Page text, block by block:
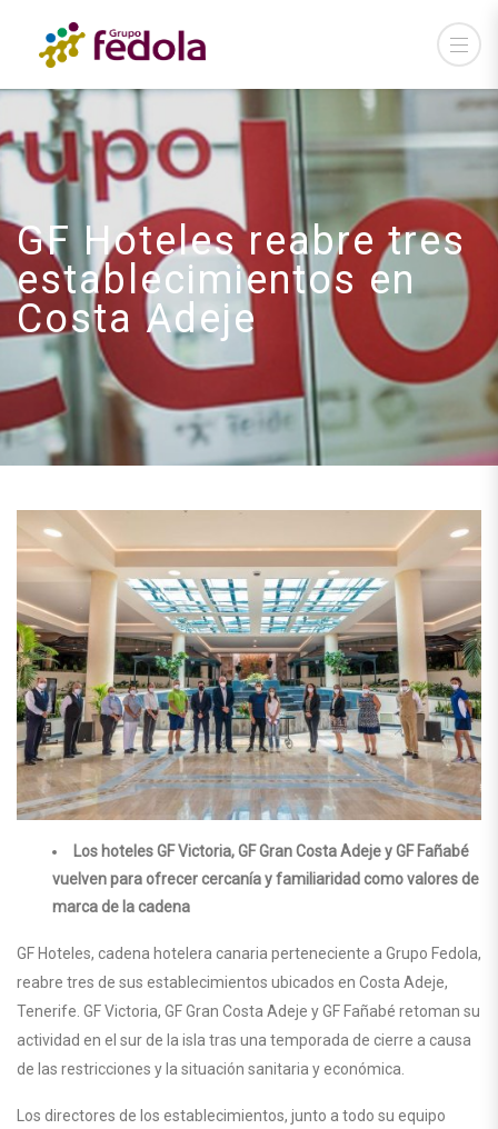
GF Hoteles reabre tres
establecimientos en
Costa Adeje
Los hoteles GF Victoria, GF Gran Costa Adeje y GF Fañabé
vuelven para ofrecer cercanía y familiaridad como valores de
marca de la cadena
GF Hoteles, cadena hotelera canaria perteneciente a Grupo Fedola,
reabre tres de sus establecimientos ubicados en Costa Adeje,
Tenerife. GF Victoria, GF Gran Costa Adeje y GF Fañabé retoman su
actividad en el sur de la isla tras una temporada de cierre a causa
de las restricciones y la situación sanitaria y económica.
Los directores de los establecimientos, junto a todo su equipo